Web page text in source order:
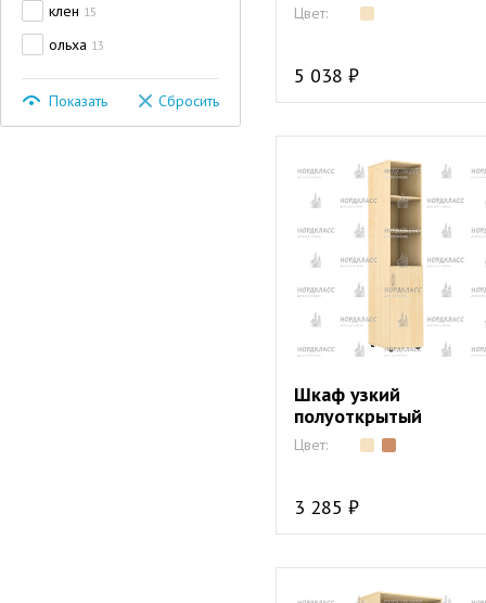
клен 15
ольха 13
Показать Сбросить
Цвет:
5 038 ₽
Шкаф узкий
полуоткрытый
Цвет:
3 285 ₽